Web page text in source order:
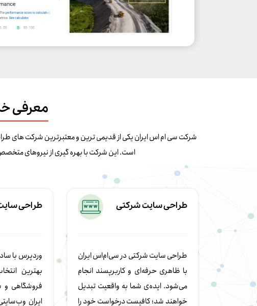
معرفی
است. این شرکت با بهره گیری از نیروهای
طراحی سایت شرکتی
طراحی سایت شرکتی در سی‌ام‌اس ایران
با ظاهری حرفه‌ای و کاربرپسند انجام
می‌شود. ایده‌ی شما به واقعیت تبدیل
خواهند شد؛ کافیست درخواست خود را
طراحی
وردپرس با
بهترین
فروشگاهی
ایران